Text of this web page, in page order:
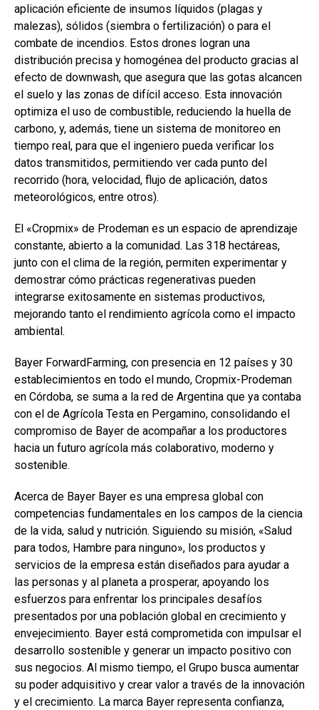
aplicación eficiente de insumos líquidos (plagas y
malezas), sólidos (siembra o fertilización) o para el
combate de incendios. Estos drones logran una
distribución precisa y homogénea del producto gracias al
efecto de downwash, que asegura que las gotas alcancen
el suelo y las zonas de difícil acceso. Esta innovación
optimiza el uso de combustible, reduciendo la huella de
carbono, y, además, tiene un sistema de monitoreo en
tiempo real, para que el ingeniero pueda verificar los
datos transmitidos, permitiendo ver cada punto del
recorrido (hora, velocidad, flujo de aplicación, datos
meteorológicos, entre otros).
El «Cropmix» de Prodeman es un espacio de aprendizaje
constante, abierto a la comunidad. Las 318 hectáreas,
junto con el clima de la región, permiten experimentar y
demostrar cómo prácticas regenerativas pueden
integrarse exitosamente en sistemas productivos,
mejorando tanto el rendimiento agrícola como el impacto
ambiental.
Bayer ForwardFarming, con presencia en 12 países y 30
establecimientos en todo el mundo, Cropmix-Prodeman
en Córdoba, se suma a la red de Argentina que ya contaba
con el de Agrícola Testa en Pergamino, consolidando el
compromiso de Bayer de acompañar a los productores
hacia un futuro agrícola más colaborativo, moderno y
sostenible.
Acerca de Bayer Bayer es una empresa global con
competencias fundamentales en los campos de la ciencia
de la vida, salud y nutrición. Siguiendo su misión, «Salud
para todos, Hambre para ninguno», los productos y
servicios de la empresa están diseñados para ayudar a
las personas y al planeta a prosperar, apoyando los
esfuerzos para enfrentar los principales desafíos
presentados por una población global en crecimiento y
envejecimiento. Bayer está comprometida con impulsar el
desarrollo sostenible y generar un impacto positivo con
sus negocios. Al mismo tiempo, el Grupo busca aumentar
su poder adquisitivo y crear valor a través de la innovación
y el crecimiento. La marca Bayer representa confianza,